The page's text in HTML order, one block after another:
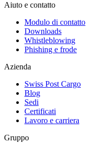
Aiuto e contatto
Modulo di contatto
Downloads
Whistleblowing
Phishing e frode
Azienda
Swiss Post Cargo
Blog
Sedi
Certificati
Lavoro e carriera
Gruppo